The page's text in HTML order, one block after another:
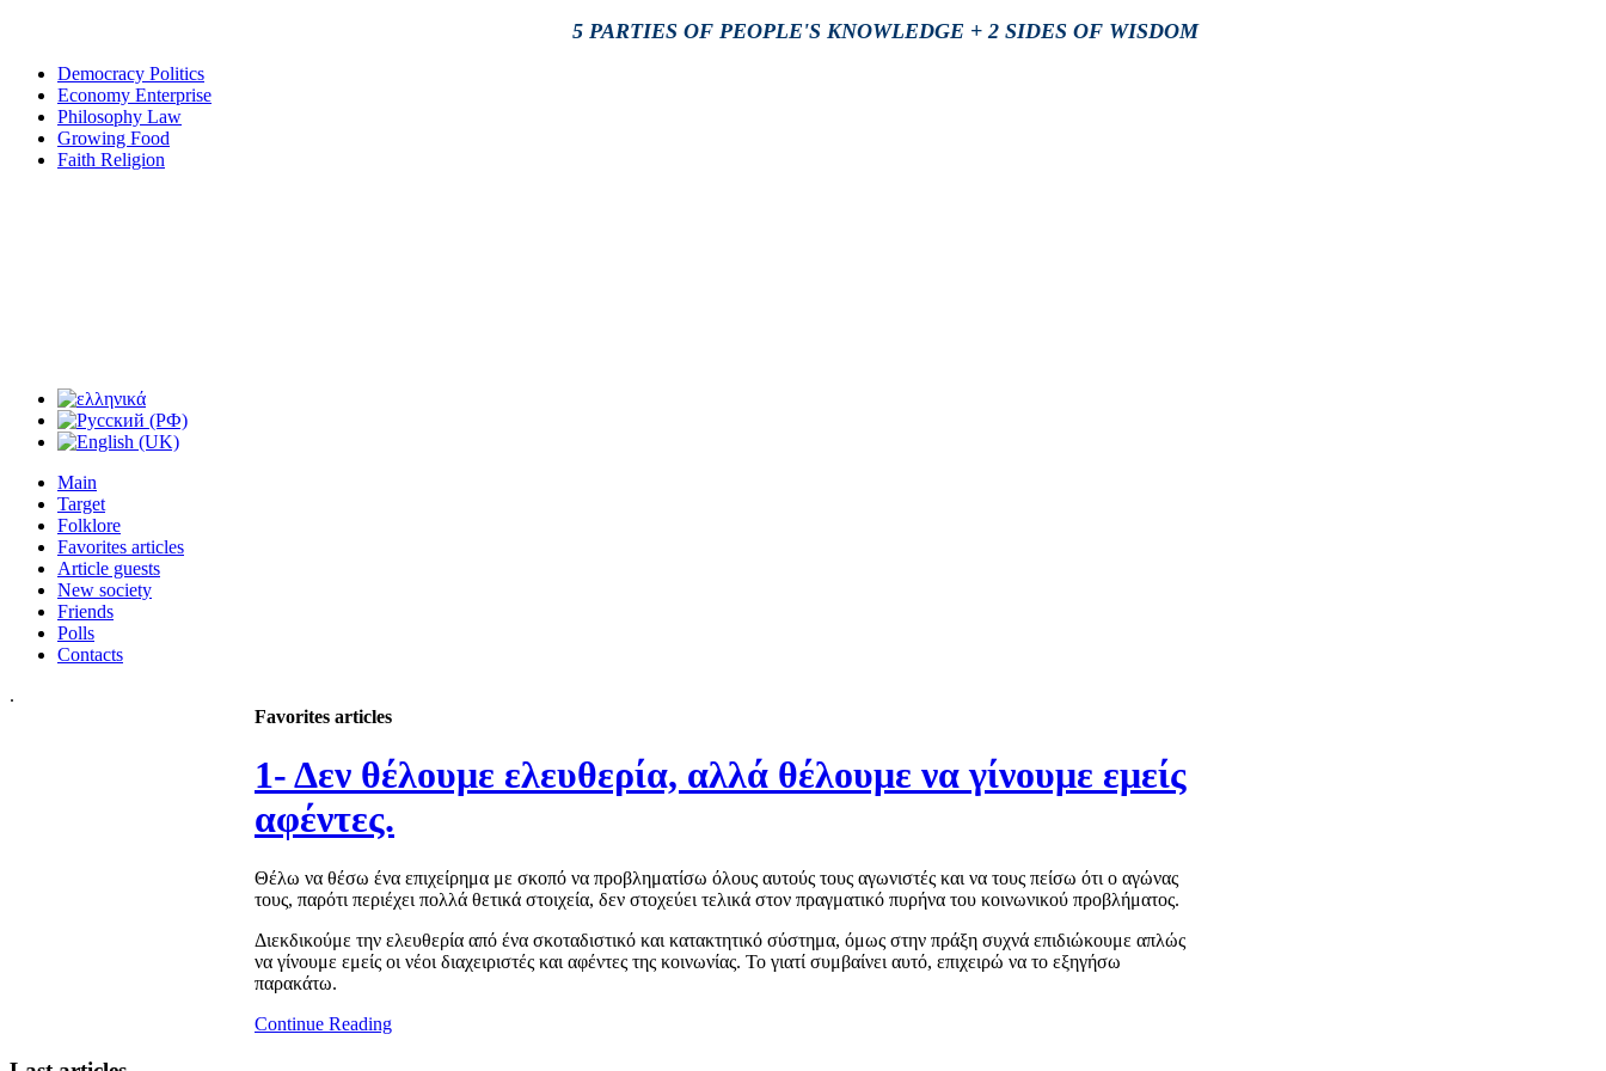
5 PARTIES OF PEOPLE'S KNOWLEDGE + 2 SIDES OF WISDOM
Democracy Politics
Economy Enterprise
Philosophy Law
Growing Food
Faith Religion
Main
Target
Folklore
Favorites articles
Аrticle guests
New society
Friends
Polls
Contacts
.
Favorites articles
1- Δεν θέλουμε ελευθερία, αλλά θέλουμε να γίνουμε εμείς
αφέντες.
Θέλω να θέσω ένα επιχείρημα με σκοπό να προβληματίσω όλους αυτούς τους αγωνιστές και να τους πείσω ότι ο αγώνας
τους, παρότι περιέχει πολλά θετικά στοιχεία, δεν στοχεύει τελικά στον πραγματικό πυρήνα του κοινωνικού προβλήματος.
Διεκδικούμε την ελευθερία από ένα σκοταδιστικό και κατακτητικό σύστημα, όμως στην πράξη συχνά επιδιώκουμε απλώς
να γίνουμε εμείς οι νέοι διαχειριστές και αφέντες της κοινωνίας. Το γιατί συμβαίνει αυτό, επιχειρώ να το εξηγήσω
παρακάτω.
Continue Reading